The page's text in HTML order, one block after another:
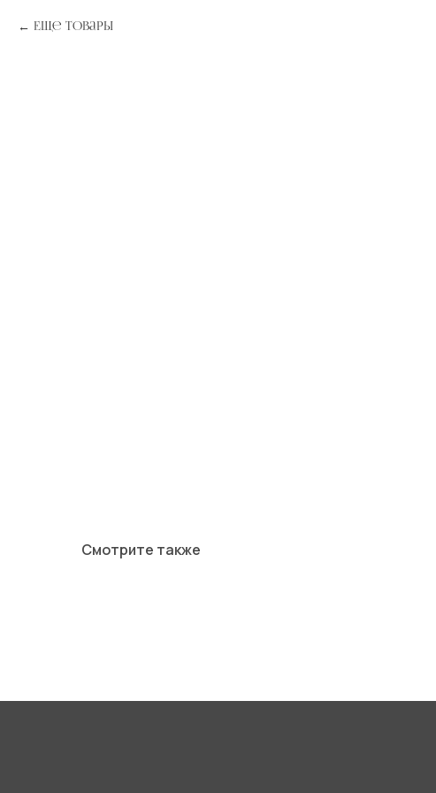
Еще товары
Смотрите также